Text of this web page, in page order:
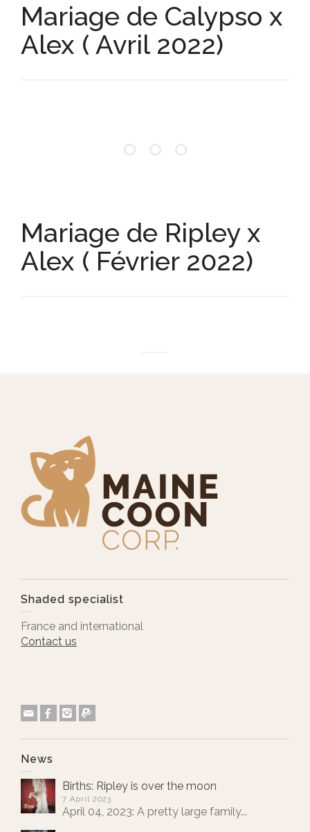
Mariage de Calypso x
Alex ( Avril 2022)
Mariage de Ripley x
Alex ( Février 2022)
Shaded specialist
France and international
Contact us
News
Births: Ripley is over the moon
7 April 2023
April 04, 2023: A pretty large family...